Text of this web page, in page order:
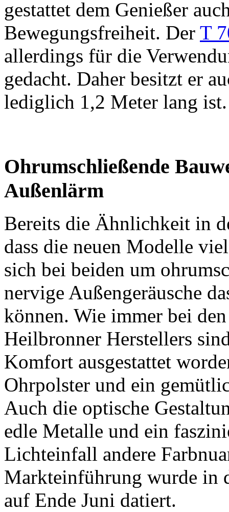
gestattet dem Genießer
Bewegungsfreiheit. Der T
allerdings für die
gedacht. Daher besitzt er
lediglich 1,2 Meter lang ist.
Ohrumschließende
Außenlärm
Bereits die Ähnlichkeit in
dass die neuen Modelle
sich bei beiden um
nervige Außengeräusche
können. Wie immer bei
Heilbronner Herstellers
Komfort ausgestattet
Ohrpolster und ein
Auch die optische
edle Metalle und ein
Lichteinfall andere
Markteinführung wurde in
auf Ende Juni datiert.